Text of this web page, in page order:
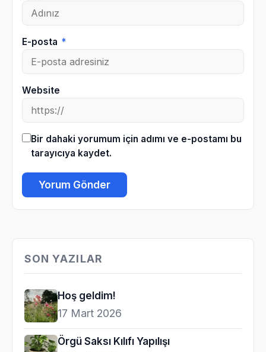
E-posta *
Website
Bir dahaki yorumum için adımı ve e-postamı bu
tarayıcıya kaydet.
SON YAZILAR
Hoş geldim!
17 Mart 2026
Örgü Saksı Kılıfı Yapılışı